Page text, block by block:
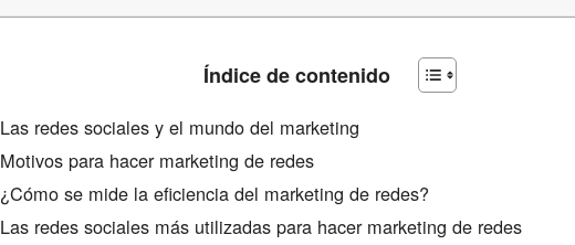
Índice de contenido
Las redes sociales y el mundo del marketing
Motivos para hacer marketing de redes
¿Cómo se mide la eficiencia del marketing de redes?
Las redes sociales más utilizadas para hacer marketing de redes